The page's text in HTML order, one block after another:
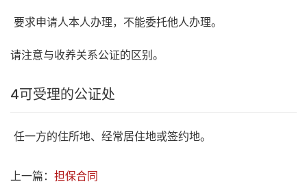
要求申请人本人办理，不能委托他人办理。
请注意与收养关系公证的区别。
4可受理的公证处
任一方的住所地、经常居住地或签约地。
上一篇： 担保合同